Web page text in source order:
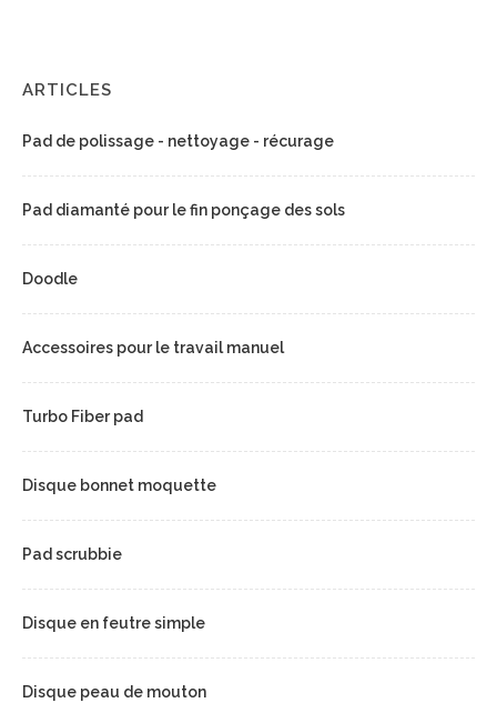
ARTICLES
Pad de polissage - nettoyage - récurage
Pad diamanté pour le fin ponçage des sols
Doodle
Accessoires pour le travail manuel
Turbo Fiber pad
Disque bonnet moquette
Pad scrubbie
Disque en feutre simple
Disque peau de mouton